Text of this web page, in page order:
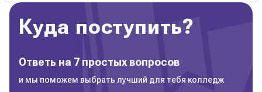
Куда поступить?
Ответь на 7 простых вопросов
и мы поможем выбрать лучший для тебя колледж